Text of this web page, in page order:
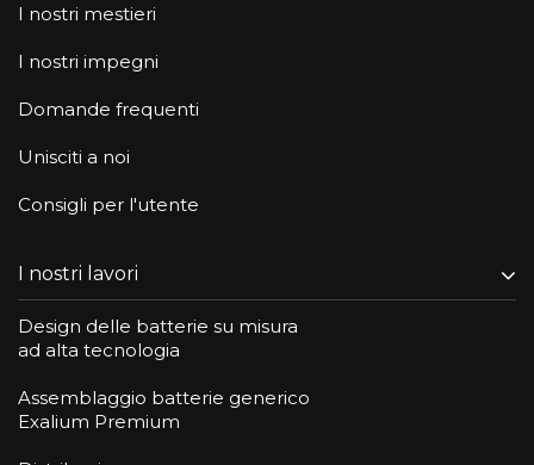
I nostri mestieri
I nostri impegni
Domande frequenti
Unisciti a noi
Consigli per l'utente
I nostri lavori
Design delle batterie su misura
ad alta tecnologia
Assemblaggio batterie generico
Exalium Premium